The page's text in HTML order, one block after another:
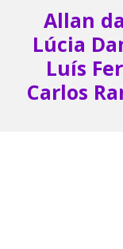
Allan
Lúcia
Luís
Carlos